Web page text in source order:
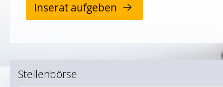
Inserat aufgeben
Stellenbörse